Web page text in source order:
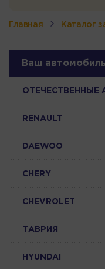
Главная Каталог
Ваш автомобиль
ОТЕЧЕСТВЕННЫЕ
RENAULT
DAEWOO
CHERY
CHEVROLET
ТАВРИЯ
HYUNDAI